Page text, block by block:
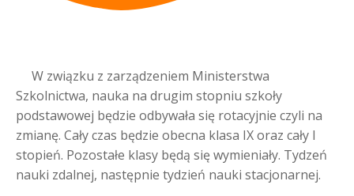
W związku z zarządzeniem Ministerstwa
Szkolnictwa, nauka na drugim stopniu szkoły
podstawowej będzie odbywała się rotacyjnie czyli na
zmianę. Cały czas będzie obecna klasa IX oraz cały I
stopień. Pozostałe klasy będą się wymieniały. Tydzeń
nauki zdalnej, następnie tydzień nauki stacjonarnej.